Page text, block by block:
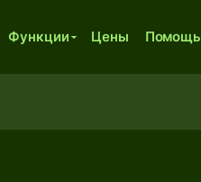
Функции Цены Помощь